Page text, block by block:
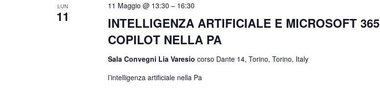
LUN
11
INTELLIGENZA ARTIFICIALE E MICROSOFT 365
COPILOT NELLA PA
11 Maggio @ 13:30 – 16:30
Sala Convegni Lia Varesio corso Dante 14, Torino, Torino, Italy
l’intelligenza artificiale nella Pa